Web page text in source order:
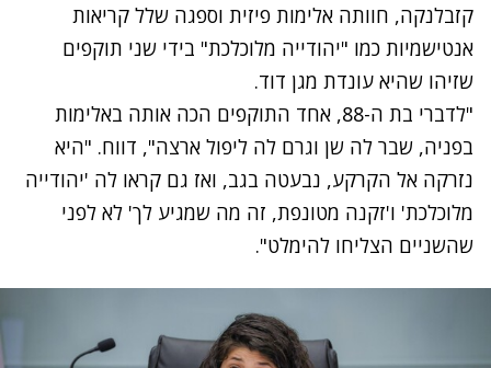
קזבלנקה, חוותה אלימות פיזית וספגה שלל קריאות
אנטישמיות כמו "יהודייה מלוכלכת" בידי שני תוקפים
שזיהו שהיא עונדת מגן דוד.
"לדברי בת ה-88, אחד התוקפים הכה אותה באלימות
בפניה, שבר לה שן וגרם לה ליפול ארצה", דווח. "היא
נזרקה אל הקרקע, נבעטה בגב, ואז גם קראו לה 'יהודייה
מלוכלכת' ו'זקנה מטונפת, זה מה שמגיע לך' לא לפני
שהשניים הצליחו להימלט".